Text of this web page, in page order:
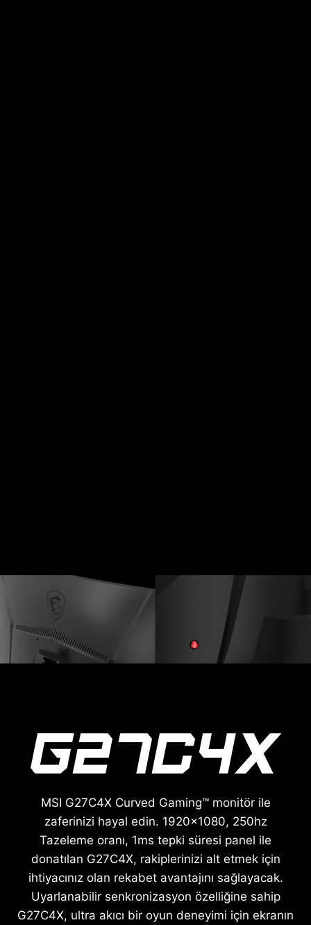
MSI G27C4X Curved Gaming™ monitör ile
zaferinizi hayal edin. 1920x1080, 250hz
Tazeleme oranı, 1ms tepki süresi panel ile
donatılan G27C4X, rakiplerinizi alt etmek için
ihtiyacınız olan rekabet avantajını sağlayacak.
Uyarlanabilir senkronizasyon özelliğine sahip
G27C4X, ultra akıcı bir oyun deneyimi için ekranın